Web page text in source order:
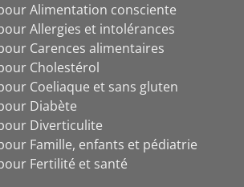
Alimentation consciente
Allergies et intolérances
Carences alimentaires
Cholestérol
Coeliaque et sans gluten
Diabète
Diverticulite
Famille, enfants et pédiatrie
Fertilité et santé